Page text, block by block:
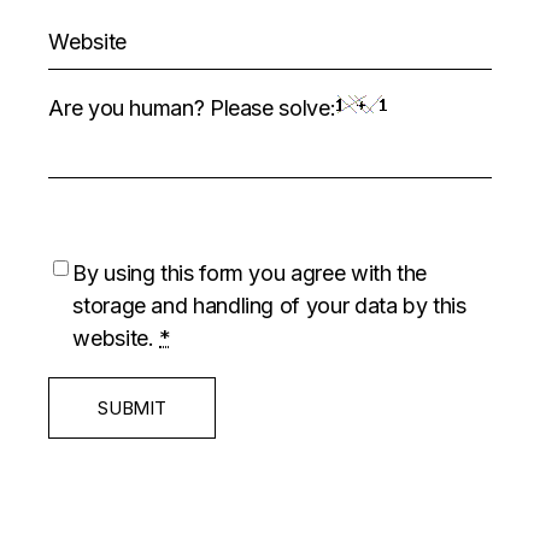
Are you human? Please solve:
By using this form you agree with the
storage and handling of your data by this
website. *
SUBMIT